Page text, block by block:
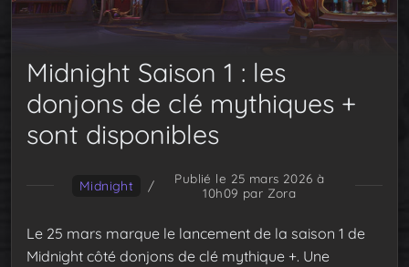
Midnight Saison 1 : les
donjons de clé mythiques +
sont disponibles
Midnight /
Publié le 25 mars 2026 à
10h09 par Zora
Le 25 mars marque le lancement de la saison 1 de
Midnight côté donjons de clé mythique +. Une